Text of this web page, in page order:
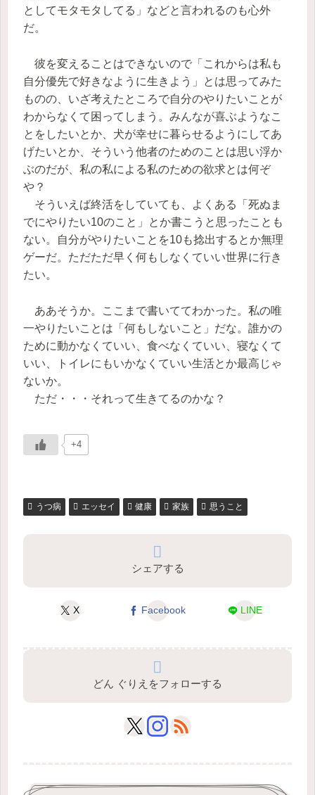
としてモタモタしてる」などと言われるのも心外
だ。
彼を変えることはできないので「これからは私も
自分優先で好きなように生きよう」とは思ってみた
ものの、いざ考えたところで自分のやりたいことが
わからなくて困ってしまう。みんなが喜ぶようなこ
とをしたいとか、犬が幸せに暮らせるようにしてあ
げたいとか、そういう他者のためのことは思い浮か
ぶのだが、私の私による私のための欲求とは何ぞ
や？
そういえば終活をしていても、よくある「死ぬま
でにやりたい10のこと」とか書こうと思ったことも
ない。自分がやりたいことを10も捻出するとか無理
ゲーだ。ただただ早く何もしなくていい世界に行き
たい。
ああそうか。ここまで書いててわかった。私の唯
一やりたいことは「何もしないこと」だな。誰かの
ために動かなくていい、食べなくていい、寝なくて
いい、トイレにもいかなくていい生活とか最高じゃ
ないか。
ただ・・・それって生きてるのかな？
+4
うつ病 エッセイ 健康 家族 思うこと
シェアする
X Facebook LINE
どん ぐりえをフォローする